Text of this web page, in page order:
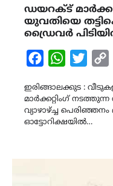
ഡയറക്ട്
യുവതിയെ
ഡ്രൈവർ
FacebookWhatsApp
ഇരിങ്ങാലക്കുട :
മാർക്കറ്റിംഗ്
വ്യാഴാഴ്ച്ച
ഓട്ടോറിക്ഷയിൽ…